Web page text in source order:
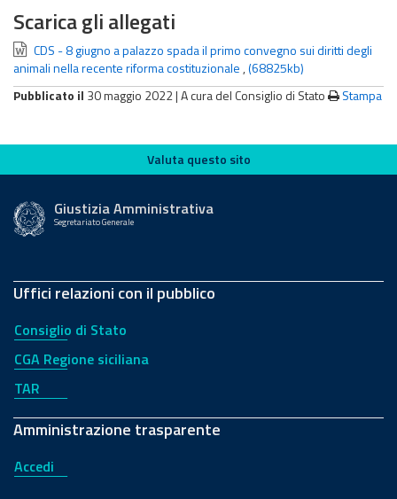
Scarica gli allegati
CDS - 8 giugno a palazzo spada il primo convegno sui diritti degli
animali nella recente riforma costituzionale ,(68825kb)
Pubblicato il 30 maggio 2022 |A cura del Consiglio di Stato Stampa
Valuta questo sito
Valuta questo sito
Giustizia Amministrativa
Segretariato Generale
Uffici relazioni con il pubblico
Consiglio di Stato
CGA Regione siciliana
TAR
Amministrazione trasparente
Accedi